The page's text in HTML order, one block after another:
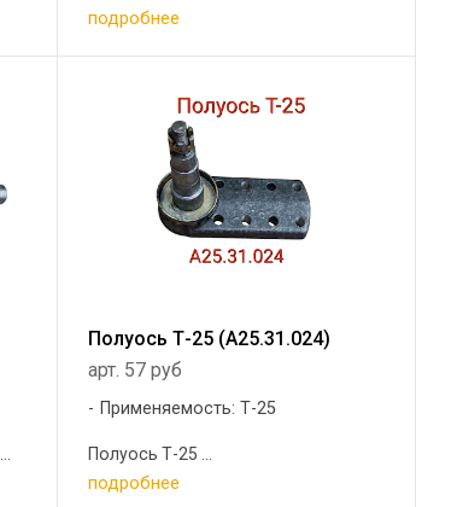
подробнее
Полуось Т-25 (А25.31.024)
арт. 57 руб
Применяемость: Т-25
Полуось Т-25 ...
подробнее